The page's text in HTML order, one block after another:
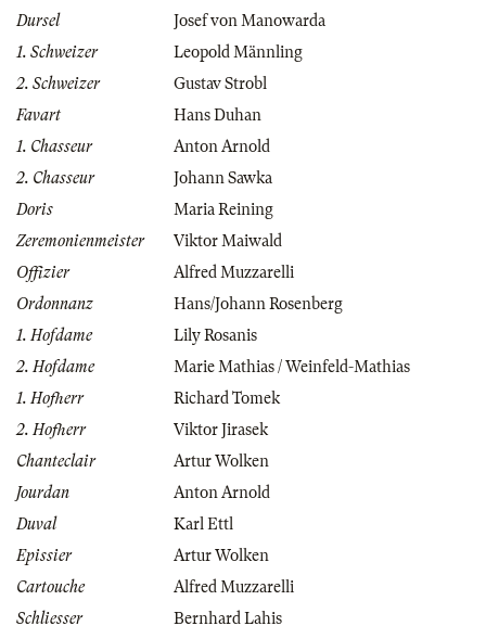
Dursel
Josef von Manowarda
1. Schweizer
Leopold Männling
2. Schweizer
Gustav Strobl
Favart
Hans Duhan
1. Chasseur
Anton Arnold
2. Chasseur
Johann Sawka
Doris
Maria Reining
Zeremonienmeister
Viktor Maiwald
Offizier
Alfred Muzzarelli
Ordonnanz
Hans/Johann Rosenberg
1. Hofdame
Lily Rosanis
2. Hofdame
Marie Mathias / Weinfeld-Mathias
1. Hofherr
Richard Tomek
2. Hofherr
Viktor Jirasek
Chanteclair
Artur Wolken
Jourdan
Anton Arnold
Duval
Karl Ettl
Epissier
Artur Wolken
Cartouche
Alfred Muzzarelli
Schliesser
Bernhard Lahis